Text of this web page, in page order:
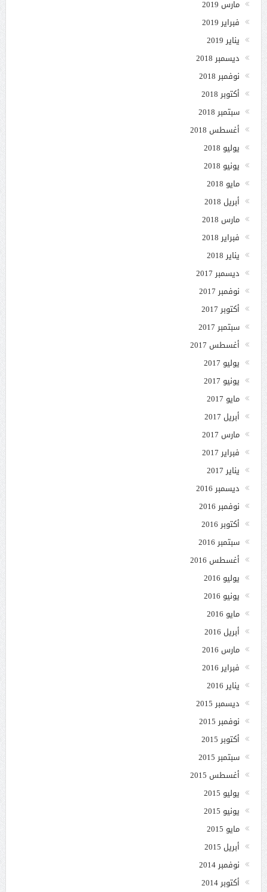
مارس 2019
فبراير 2019
يناير 2019
ديسمبر 2018
نوفمبر 2018
أكتوبر 2018
سبتمبر 2018
أغسطس 2018
يوليو 2018
يونيو 2018
مايو 2018
أبريل 2018
مارس 2018
فبراير 2018
يناير 2018
ديسمبر 2017
نوفمبر 2017
أكتوبر 2017
سبتمبر 2017
أغسطس 2017
يوليو 2017
يونيو 2017
مايو 2017
أبريل 2017
مارس 2017
فبراير 2017
يناير 2017
ديسمبر 2016
نوفمبر 2016
أكتوبر 2016
سبتمبر 2016
أغسطس 2016
يوليو 2016
يونيو 2016
مايو 2016
أبريل 2016
مارس 2016
فبراير 2016
يناير 2016
ديسمبر 2015
نوفمبر 2015
أكتوبر 2015
سبتمبر 2015
أغسطس 2015
يوليو 2015
يونيو 2015
مايو 2015
أبريل 2015
نوفمبر 2014
أكتوبر 2014